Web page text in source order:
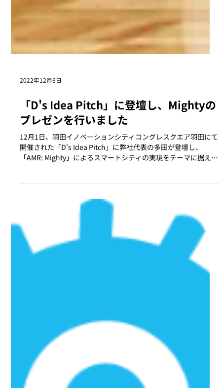
「D's Idea Pitch」に登壇し、Mightyの
プレゼンを行いました
12月1日、羽田イノベーションシティコングレスクエア羽田にて
開催された「D's Idea Pitch」に弊社代表の多田が登壇し、
「AMR: Mighty」によるスマートシティの実現をテーマに据えた